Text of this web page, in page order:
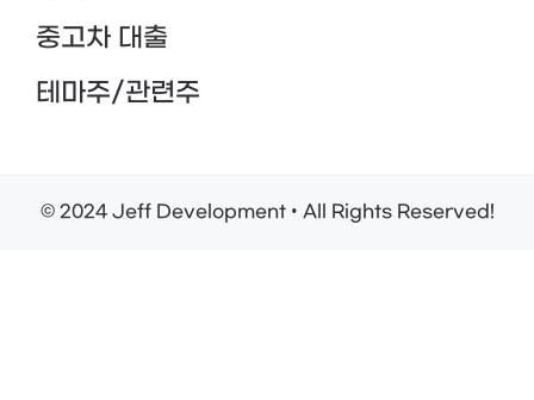
중고차 대출
테마주/관련주
© 2024 Jeff Development • All Rights Reserved!